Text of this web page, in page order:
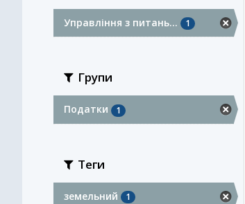
Управління з питань... 1
Групи
Податки 1
Теги
земельний 1